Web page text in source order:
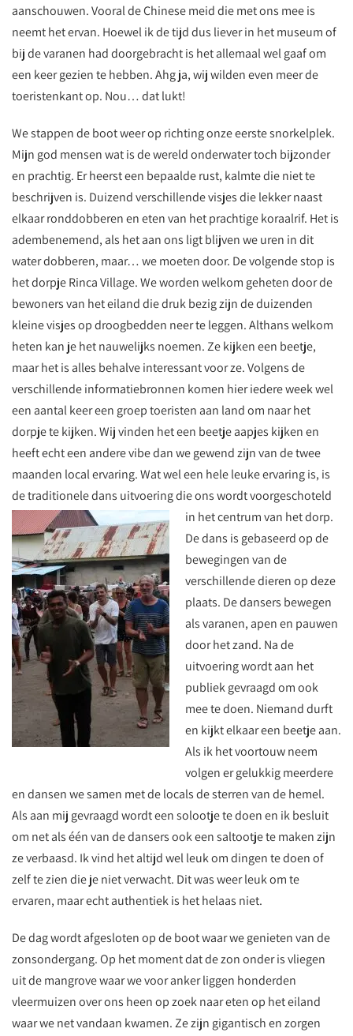
aanschouwen. Vooral de Chinese meid die met ons mee is
neemt het ervan. Hoewel ik de tijd dus liever in het museum of
bij de varanen had doorgebracht is het allemaal wel gaaf om
een keer gezien te hebben. Ahg ja, wij wilden even meer de
toeristenkant op. Nou… dat lukt!
We stappen de boot weer op richting onze eerste snorkelplek.
Mijn god mensen wat is de wereld onderwater toch bijzonder
en prachtig. Er heerst een bepaalde rust, kalmte die niet te
beschrijven is. Duizend verschillende visjes die lekker naast
elkaar ronddobberen en eten van het prachtige koraalrif. Het is
adembenemend, als het aan ons ligt blijven we uren in dit
water dobberen, maar… we moeten door. De volgende stop is
het dorpje Rinca Village. We worden welkom geheten door de
bewoners van het eiland die druk bezig zijn de duizenden
kleine visjes op droogbedden neer te leggen. Althans welkom
heten kan je het nauwelijks noemen. Ze kijken een beetje,
maar het is alles behalve interessant voor ze. Volgens de
verschillende informatiebronnen komen hier iedere week wel
een aantal keer een groep toeristen aan land om naar het
dorpje te kijken. Wij vinden het een beetje aapjes kijken en
heeft echt een andere vibe dan we gewend zijn van de twee
maanden local ervaring. Wat wel een hele leuke ervaring is, is
de traditionele dans uitvoering die ons wordt voorgeschoteld
in het centrum van het dorp.
De dans is gebaseerd op de
bewegingen van de
verschillende dieren op deze
plaats. De dansers bewegen
als varanen, apen en pauwen
door het zand. Na de
uitvoering wordt aan het
publiek gevraagd om ook
mee te doen. Niemand durft
en kijkt elkaar een beetje aan.
Als ik het voortouw neem
volgen er gelukkig meerdere
en dansen we samen met de locals de sterren van de hemel.
Als aan mij gevraagd wordt een solootje te doen en ik besluit
om net als één van de dansers ook een saltootje te maken zijn
ze verbaasd. Ik vind het altijd wel leuk om dingen te doen of
zelf te zien die je niet verwacht. Dit was weer leuk om te
ervaren, maar echt authentiek is het helaas niet.
De dag wordt afgesloten op de boot waar we genieten van de
zonsondergang. Op het moment dat de zon onder is vliegen
uit de mangrove waar we voor anker liggen honderden
vleermuizen over ons heen op zoek naar eten op het eiland
waar we net vandaan kwamen. Ze zijn gigantisch en zorgen